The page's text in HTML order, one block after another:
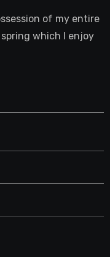
of my entire
which I enjoy